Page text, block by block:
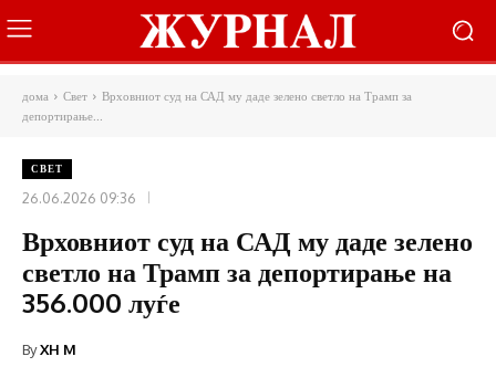
дома Свет
Врховниот суд на САД му даде зелено светло на Трамп за
депортирање...
СВЕТ
26.06.2026 09:36
Врховниот суд на САД му даде зелено
светло на Трамп за депортирање на
356.000 луѓе
ByXH M